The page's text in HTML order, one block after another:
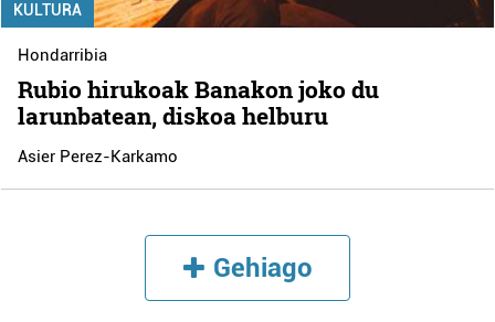
KULTURA
Hondarribia
Rubio hirukoak Banakon joko du
larunbatean, diskoa helburu
Asier Perez-Karkamo
Gehiago